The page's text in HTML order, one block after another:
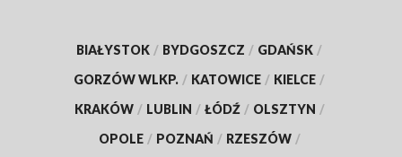
BIAŁYSTOK / BYDGOSZCZ / GDAŃSK /
GORZÓW WLKP. / KATOWICE / KIELCE /
KRAKÓW / LUBLIN / ŁÓDŹ / OLSZTYN /
OPOLE / POZNAŃ / RZESZÓW /